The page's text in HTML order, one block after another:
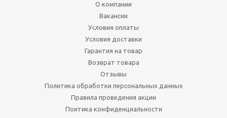
О компании
Вакансии
Условия оплаты
Условия доставки
Гарантия на товар
Возврат товара
Отзывы
Политика обработки персональных данных
Правила проведения акции
Поитика конфиденциальности